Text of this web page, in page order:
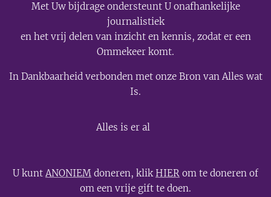
Met Uw bijdrage ondersteunt U onafhankelijke
journalistiek
en het vrij delen van inzicht en kennis, zodat er een
Ommekeer komt.
In Dankbaarheid verbonden met onze Bron van Alles wat
Is.
Alles is er al
U kuntANONIEM doneren, klikHIER om te doneren of
om een vrije gift te doen.